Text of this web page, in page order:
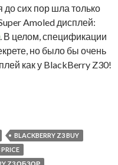
до сих пор шла только
Amoled дисплей:
. В целом, спецификации
но было бы очень
как у BlackBerry Z30!
официальный рендер
BLACKBERRY Z3 BUY
Z3 ОБЗОР